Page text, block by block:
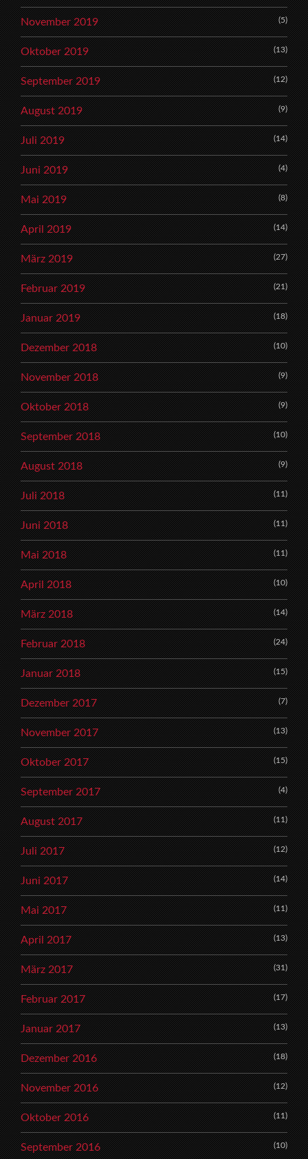
November 2019 (5)
Oktober 2019 (13)
September 2019 (12)
August 2019 (9)
Juli 2019 (14)
Juni 2019 (4)
Mai 2019 (8)
April 2019 (14)
März 2019 (27)
Februar 2019 (21)
Januar 2019 (18)
Dezember 2018 (10)
November 2018 (9)
Oktober 2018 (9)
September 2018 (10)
August 2018 (9)
Juli 2018 (11)
Juni 2018 (11)
Mai 2018 (11)
April 2018 (10)
März 2018 (14)
Februar 2018 (24)
Januar 2018 (15)
Dezember 2017 (7)
November 2017 (13)
Oktober 2017 (15)
September 2017 (4)
August 2017 (11)
Juli 2017 (12)
Juni 2017 (14)
Mai 2017 (11)
April 2017 (13)
März 2017 (31)
Februar 2017 (17)
Januar 2017 (13)
Dezember 2016 (18)
November 2016 (12)
Oktober 2016 (11)
September 2016 (10)